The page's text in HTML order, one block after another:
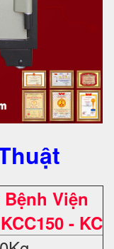
Bệnh Viện
KCC150 - KC